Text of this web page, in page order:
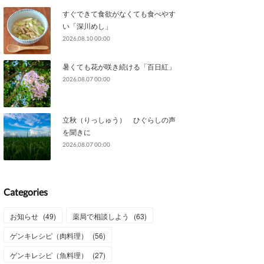
すぐできて食欲がなくても食べやす
い「深川めし」
2026.08.10 00:00
暑くても花が咲き続ける「百日紅」
2026.08.07 00:00
立秋（りっしゅう） ひぐらしの声
を聞きに
2026.08.07 00:00
Categories
お知らせ (49) 薬局で相談しよう (63)
ゲンキレシピ（肉料理）
(56)
ゲンキレシピ（魚料理）
(27)